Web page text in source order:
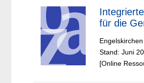
für die
Engelskirchen
Stand: Juni
[Online